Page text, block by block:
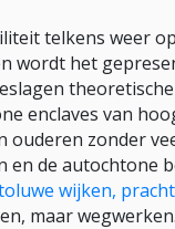
telkens weer
wordt het
enclaves van
ouderen zonder
en de autochtone
wijken,
maar